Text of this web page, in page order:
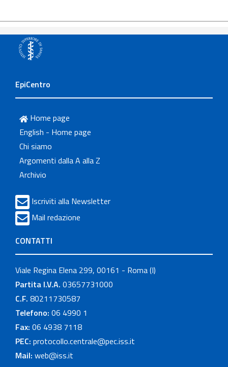
EpiCentro
Home page
English - Home page
Chi siamo
Argomenti dalla A alla Z
Archivio
Iscriviti alla Newsletter
Mail redazione
CONTATTI
Viale Regina Elena 299, 00161 - Roma (I)
Partita I.V.A. 03657731000
C.F. 80211730587
Telefono: 06 4990 1
Fax: 06 4938 7118
PEC: protocollo.centrale@pec.iss.it
Mail: web@iss.it